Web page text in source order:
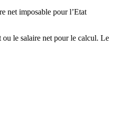
net imposable pour l’Etat
ou le salaire net pour le calcul. Le